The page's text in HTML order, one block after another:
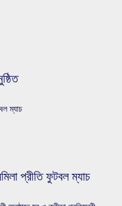
ম্যাচ
প্রীতি ফুটবল ম্যাচ